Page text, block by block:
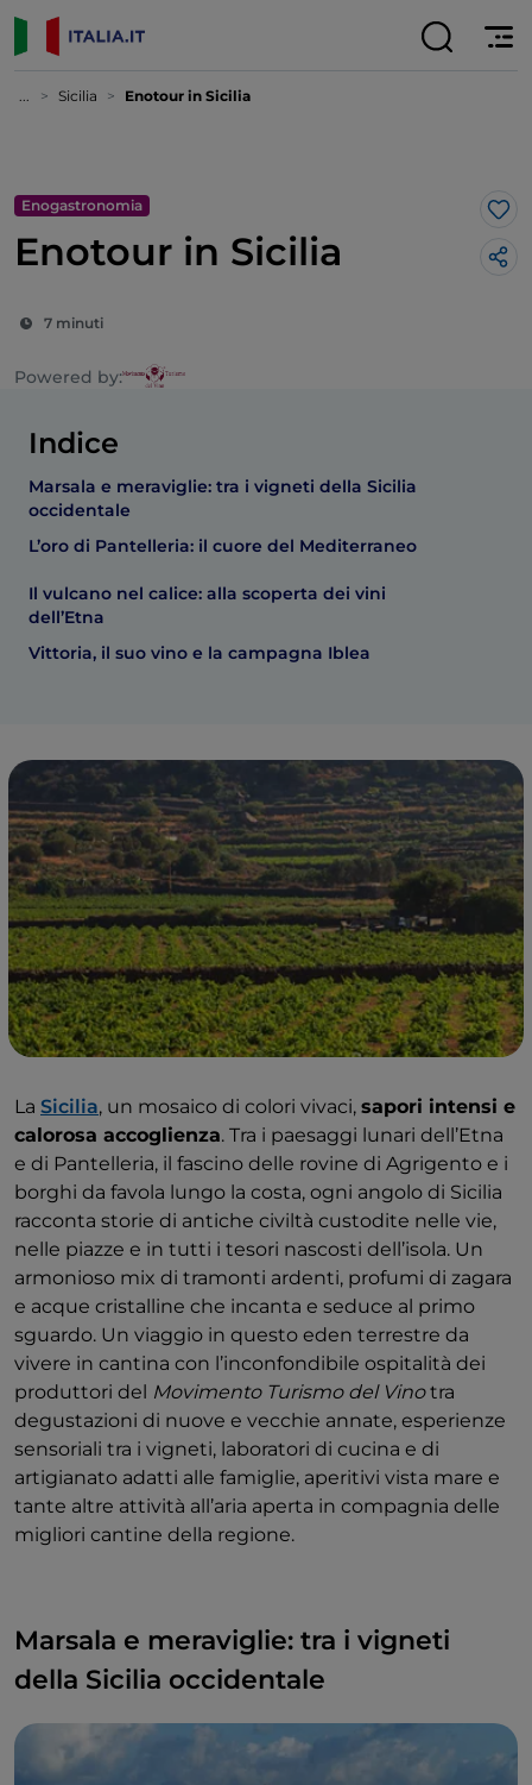
... Sicilia Enotour in Sicilia
Enogastronomia
Enotour in Sicilia
7 minuti
Powered by:
Indice
Marsala e meraviglie: tra i vigneti della Sicilia
occidentale
L’oro di Pantelleria: il cuore del Mediterraneo
Il vulcano nel calice: alla scoperta dei vini
dell’Etna
Vittoria, il suo vino e la campagna Iblea
La Sicilia, un mosaico di colori vivaci, sapori intensi e
calorosa accoglienza. Tra i paesaggi lunari dell’Etna
e di Pantelleria, il fascino delle rovine di Agrigento e i
borghi da favola lungo la costa, ogni angolo di Sicilia
racconta storie di antiche civiltà custodite nelle vie,
nelle piazze e in tutti i tesori nascosti dell’isola. Un
armonioso mix di tramonti ardenti, profumi di zagara
e acque cristalline che incanta e seduce al primo
sguardo. Un viaggio in questo eden terrestre da
vivere in cantina con l’inconfondibile ospitalità dei
produttori del Movimento Turismo del Vinotra
degustazioni di nuove e vecchie annate, esperienze
sensoriali tra i vigneti, laboratori di cucina e di
artigianato adatti alle famiglie, aperitivi vista mare e
tante altre attività all’aria aperta in compagnia delle
migliori cantine della regione.
Marsala e meraviglie: tra i vigneti
della Sicilia occidentale